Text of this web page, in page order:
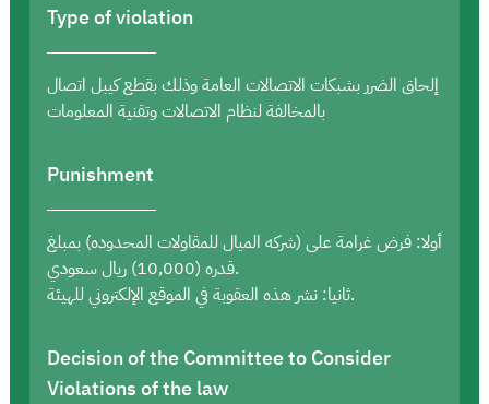
Type of violation
إلحاق الضرر بشبكات الاتصالات العامة وذلك بقطع كيبل اتصال
بالمخالفة لنظام الاتصالات وتقنية المعلومات
Punishment
أولا: فرض غرامة على (شركه الميال للمقاولات المحدوده) بمبلغ
قدره (10,000) ريال سعودي.
ثانيا: نشر هذه العقوبة في الموقع الإلكتروني للهيئة.
Decision of the Committee to Consider
Violations of the law